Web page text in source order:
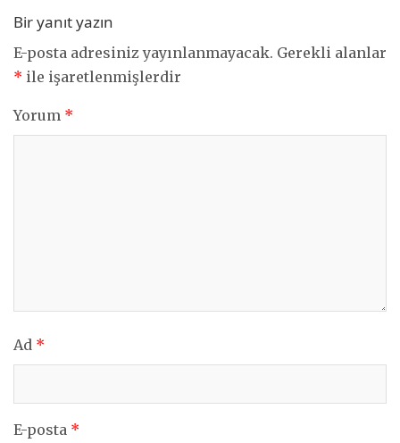
Bir yanıt yazın
E-posta adresiniz yayınlanmayacak. Gerekli alanlar
* ile işaretlenmişlerdir
Yorum *
Ad *
E-posta *